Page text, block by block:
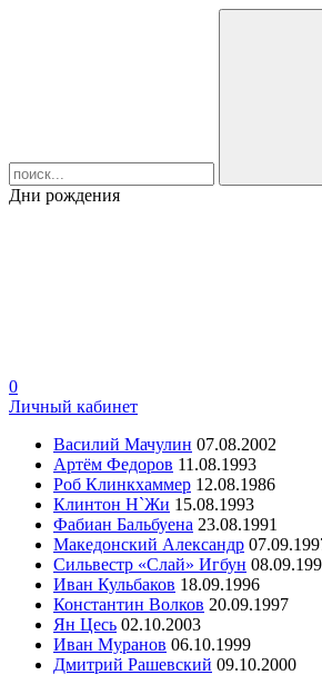
Дни рождения
0
Личный кабинет
Василий Мачулин 07.08.2002
Артём Федоров 11.08.1993
Роб Клинкхаммер 12.08.1986
Клинтон Н`Жи 15.08.1993
Фабиан Бальбуена 23.08.1991
Македонский Александр
Сильвестр «Слай» Игбун
Иван Кульбаков 18.09.1996
Константин Волков 20.09.1997
Ян Цесь 02.10.2003
Иван Муранов 06.10.1999
Дмитрий Рашевский 09.10.2000